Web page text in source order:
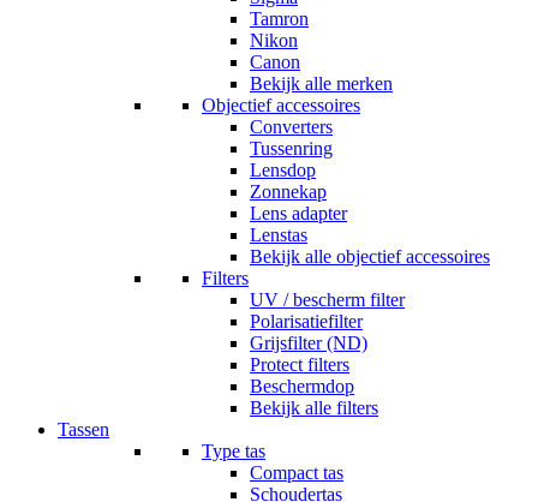
Tamron
Nikon
Canon
Bekijk alle merken
Objectief accessoires
Converters
Tussenring
Lensdop
Zonnekap
Lens adapter
Lenstas
Bekijk alle objectief accessoires
Filters
UV / bescherm filter
Polarisatiefilter
Grijsfilter (ND)
Protect filters
Beschermdop
Bekijk alle filters
Tassen
Type tas
Compact tas
Schoudertas